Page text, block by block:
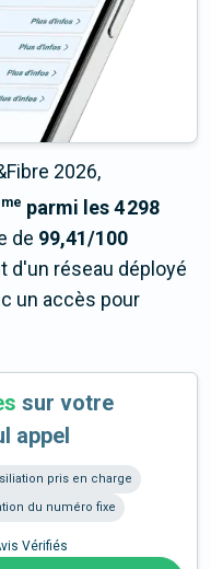
2026,
parmi les 4 298
de 99,41/100
d'un réseau déployé
un accès pour
sur votre
appel
pris en charge
du numéro fixe
Vérifiés